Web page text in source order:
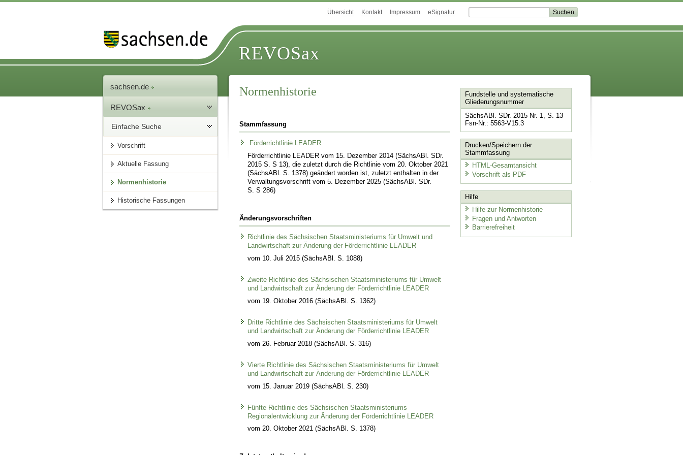
Übersicht Kontakt Impressum eSignatur
REVOSax
sachsen.de
REVOSax
Einfache Suche
Vorschrift
Aktuelle Fassung
Normenhistorie
Historische Fassungen
Normenhistorie
Stammfassung
Förderrichtlinie LEADER
Förderrichtlinie LEADER vom 15. Dezember 2014 (SächsABl. SDr.
2015 S. S 13), die zuletzt durch die Richtlinie vom 20. Oktober 2021
(SächsABl. S. 1378) geändert worden ist, zuletzt enthalten in der
Verwaltungsvorschrift vom 5. Dezember 2025 (SächsABl. SDr.
S. S 286)
Änderungsvorschriften
Richtlinie des Sächsischen Staatsministeriums für Umwelt und
Landwirtschaft zur Änderung der Förderrichtlinie LEADER
vom 10. Juli 2015 (SächsABl. S. 1088)
Zweite Richtlinie des Sächsischen Staatsministeriums für Umwelt
und Landwirtschaft zur Änderung der Förderrichtlinie LEADER
vom 19. Oktober 2016 (SächsABl. S. 1362)
Dritte Richtlinie des Sächsischen Staatsministeriums für Umwelt
und Landwirtschaft zur Änderung der Förderrichtlinie LEADER
vom 26. Februar 2018 (SächsABl. S. 316)
Vierte Richtlinie des Sächsischen Staatsministeriums für Umwelt
und Landwirtschaft zur Änderung der Förderrichtlinie LEADER
vom 15. Januar 2019 (SächsABl. S. 230)
Fünfte Richtlinie des Sächsischen Staatsministeriums
Regionalentwicklung zur Änderung der Förderrichtlinie LEADER
vom 20. Oktober 2021 (SächsABl. S. 1378)
Fundstelle und systematische
Gliederungsnummer
SächsABl. SDr. 2015 Nr. 1, S. 13
Fsn-Nr.: 5563-V15.3
Drucken/Speichern der
Stammfassung
HTML-Gesamtansicht
Vorschrift als PDF
Hilfe
Hilfe zur Normenhistorie
Fragen und Antworten
Barrierefreiheit